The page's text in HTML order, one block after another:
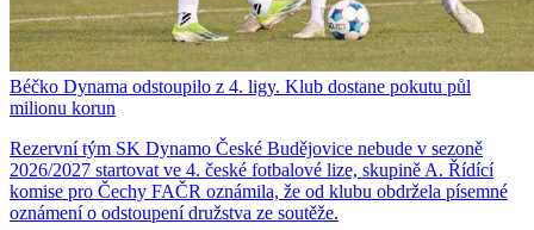
Béčko Dynama odstoupilo z 4. ligy. Klub dostane pokutu půl
milionu korun
Rezervní tým SK Dynamo České Budějovice nebude v sezoně
2026/2027 startovat ve 4. české fotbalové lize, skupině A. Řídící
komise pro Čechy FAČR oznámila, že od klubu obdržela písemné
oznámení o odstoupení družstva ze soutěže.